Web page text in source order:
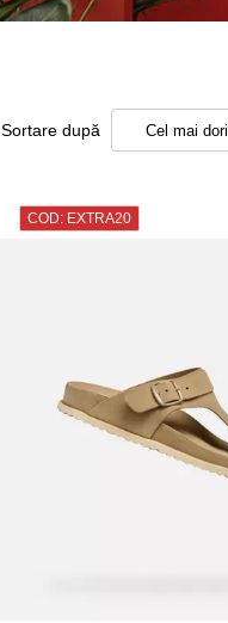
Sortare după Cel mai
COD: EXTRA20